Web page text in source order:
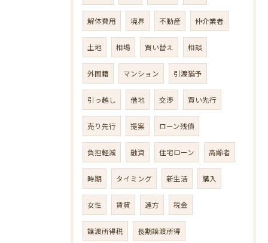
解体費用 境界 不動産 仲介業者
土地 相場 買い替え 相談
外国籍 マンション 引渡猶予
引っ越し 借地 交渉 買い先行
売り先行 提案 ローン残債
負担軽減 融資 住宅ローン 高齢者
時期 タイミング 新生活 購入
女性 賃貸 遠方 税金
譲渡所得税 長期譲渡所得